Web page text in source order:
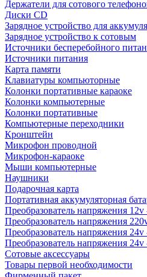
Держатели для сотового
Диски CD
Зарядное устройство для
Зарядное устройство к сотовым
Источники бесперебойного
Источники питания
Карта памяти
Клавиатуры компьюторные
Колонки портативные караоке
Колонки компьютерные
Колонки портативные
Компьютерные переходники
Кронштейн
Микрофон проводной
Микрофон-караоке
Мыши компьютерные
Наушники
Подарочная карта
Портативная аккумуляторная
Преобразователь напряжения 12v
Преобразователь напряжения
Преобразователь напряжения 24v
Преобразователь напряжения 24v
Сотовые аксессуары
Товары первой необходимости